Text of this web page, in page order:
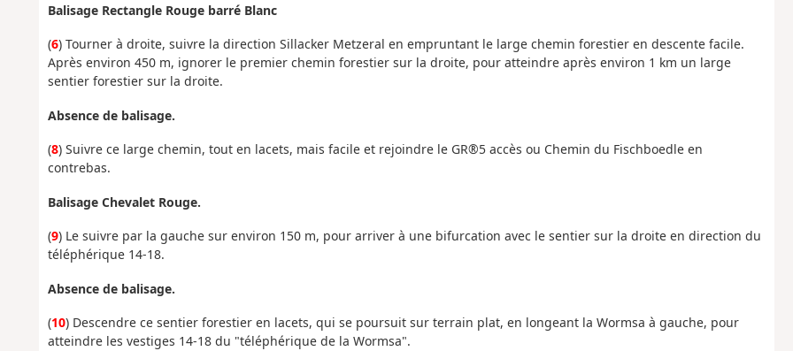
Balisage Rectangle Rouge barré Blanc
(6) Tourner à droite, suivre la direction Sillacker Metzeral en empruntant le large chemin forestier en descente facile.
Après environ 450 m, ignorer le premier chemin forestier sur la droite, pour atteindre après environ 1 km un large
sentier forestier sur la droite.
Absence de balisage.
(8) Suivre ce large chemin, tout en lacets, mais facile et rejoindre le GR®5 accès ou Chemin du Fischboedle en
contrebas.
Balisage Chevalet Rouge.
(9) Le suivre par la gauche sur environ 150 m, pour arriver à une bifurcation avec le sentier sur la droite en direction du
téléphérique 14-18.
Absence de balisage.
(10) Descendre ce sentier forestier en lacets, qui se poursuit sur terrain plat, en longeant la Wormsa à gauche, pour
atteindre les vestiges 14-18 du "téléphérique de la Wormsa".